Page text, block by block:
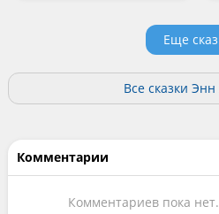
Еще
Все сказки Энн
Комментарии
Комментариев пока